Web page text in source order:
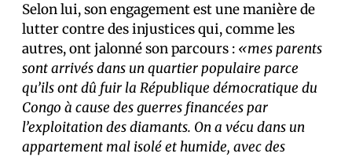
Selon lui, son engagement est une manière de
lutter contre des injustices qui, comme les
autres, ont jalonné son parcours : «mes parents
sont arrivés dans un quartier populaire parce
qu’ils ont dû fuir la République démocratique du
Congo à cause des guerres financées par
l’exploitation des diamants. On a vécu dans un
appartement mal isolé et humide, avec des